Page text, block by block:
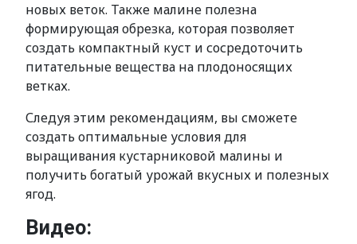
новых веток. Также малине полезна
формирующая обрезка, которая позволяет
создать компактный куст и сосредоточить
питательные вещества на плодоносящих
ветках.
Следуя этим рекомендациям, вы сможете
создать оптимальные условия для
выращивания кустарниковой малины и
получить богатый урожай вкусных и полезных
ягод.
Видео: